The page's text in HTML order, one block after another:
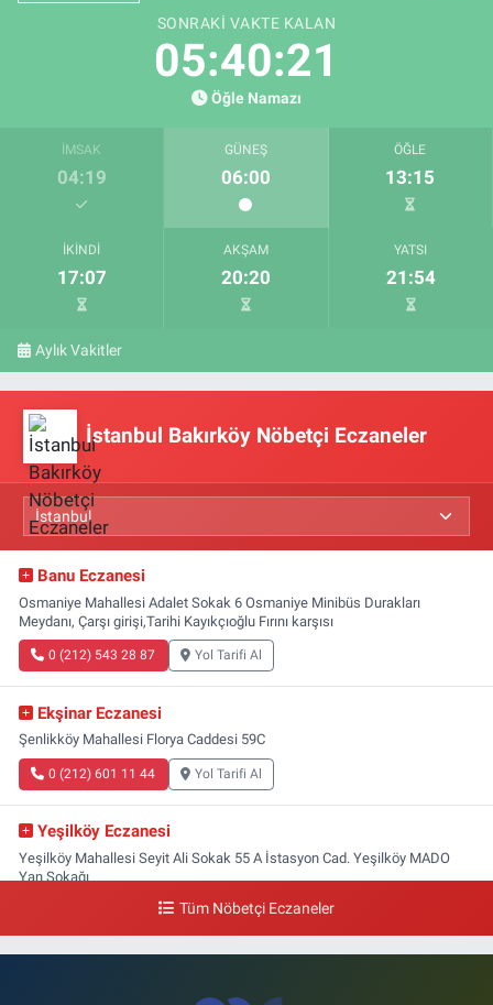
SONRAKI VAKTE KALAN
05:40:21
Öğle Namazı
İMSAK
04:19
GÜNEŞ
06:00
ÖĞLE
13:15
İKINDI
17:07
AKŞAM
20:20
YATSI
21:54
Aylık Vakitler
İstanbul Bakırköy Nöbetçi Eczaneler
Banu Eczanesi
Osmaniye Mahallesi Adalet Sokak 6 Osmaniye Minibüs Durakları
Meydanı, Çarşı girişi,Tarihi Kayıkçıoğlu Fırını karşısı
0 (212) 543 28 87 Yol Tarifi Al
Ekşinar Eczanesi
Şenlikköy Mahallesi Florya Caddesi 59C
0 (212) 601 11 44 Yol Tarifi Al
Yeşilköy Eczanesi
Yeşilköy Mahallesi Seyit Ali Sokak 55 A İstasyon Cad. Yeşilköy MADO
Yan Sokağı
Yol Tarifi Al
Ataköy 3-4-11. Kısım Mahallesi Dr. Remzi Kazancıgil Caddesi Ataköy
Tüm Nöbetçi Eczaneler